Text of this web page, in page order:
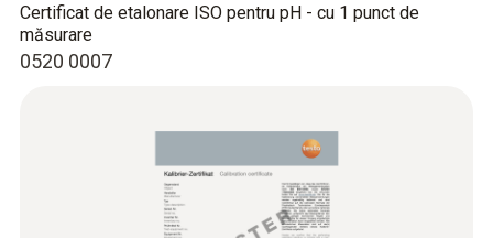
0520 0007
Certificat de etalonare ISO pentru pH - cu 1 punct de
măsurare